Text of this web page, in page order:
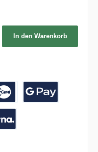
In den Warenkorb